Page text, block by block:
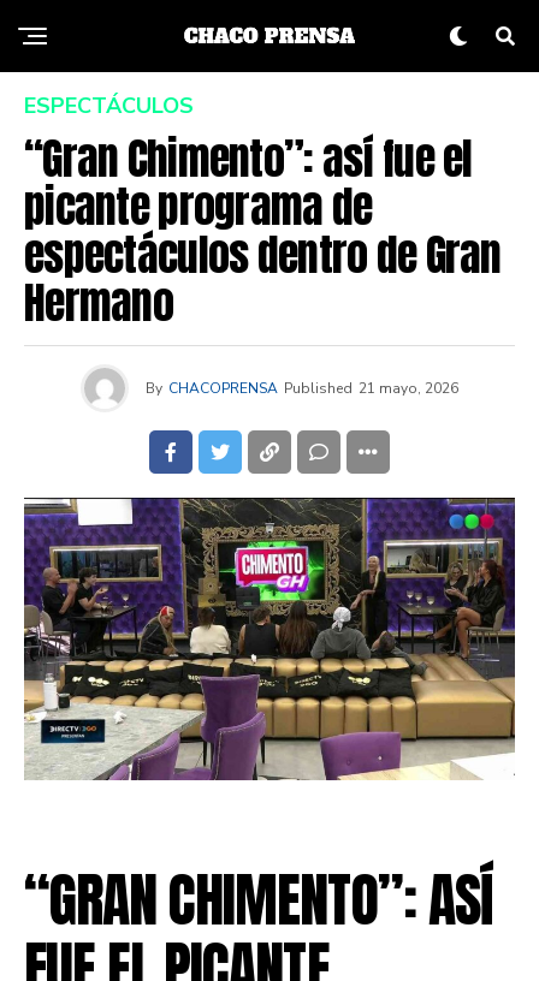
ESPECTÁCULOS
“Gran Chimento”: así fue el
picante programa de
espectáculos dentro de Gran
Hermano
By CHACOPRENSA Published 21 mayo, 2026
“GRAN CHIMENTO”: ASÍ